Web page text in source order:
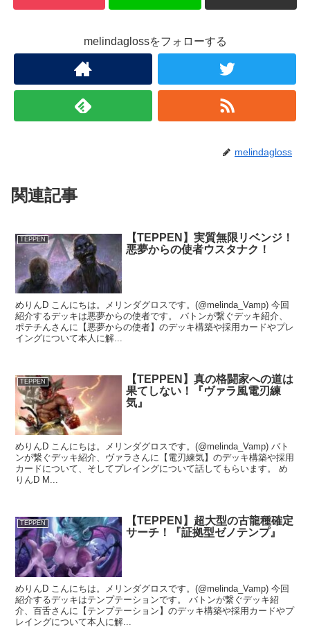
melindaglossをフォローする
melindagloss
関連記事
TEPPEN
【TEPPEN】実質無限リベンジ！
悪夢からの使者ウスタナク！
めりんD こんにちは。メリンダグロスです。(@melinda_Vamp) 今回
紹介するデッキは悪夢からの使者です。 バトンが繋ぐデッキ紹介、
ポテチんさんに【悪夢からの使者】のデッキ構築や採用カードやプレ
イングについて本人に解...
TEPPEN
【TEPPEN】真の格闘家への道は
果てしない！『ヴァラ風電刃練
気』
めりんD こんにちは。メリンダグロスです。(@melinda_Vamp) バト
ンが繋ぐデッキ紹介、ヴァラさんに【電刃練気】のデッキ構築や採用
カードについて、そしてプレイングについて話してもらいます。 め
りんD M...
TEPPEN
【TEPPEN】超大型の古龍種確定
サーチ！『証拠型ゼノテンプ』
めりんD こんにちは。メリンダグロスです。(@melinda_Vamp) 今回
紹介するデッキはテンプテーションです。 バトンが繋ぐデッキ紹
介、百舌さんに【テンプテーション】のデッキ構築や採用カードやプ
レイングについて本人に解...